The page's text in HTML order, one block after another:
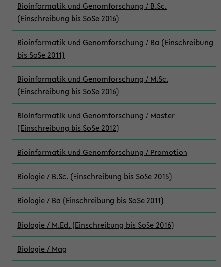
Bioinformatik und Genomforschung / B.Sc.
(Einschreibung bis SoSe 2016)
Bioinformatik und Genomforschung / Ba (Einschreibung
bis SoSe 2011)
Bioinformatik und Genomforschung / M.Sc.
(Einschreibung bis SoSe 2016)
Bioinformatik und Genomforschung / Master
(Einschreibung bis SoSe 2012)
Bioinformatik und Genomforschung / Promotion
Biologie / B.Sc. (Einschreibung bis SoSe 2015)
Biologie / Ba (Einschreibung bis SoSe 2011)
Biologie / M.Ed. (Einschreibung bis SoSe 2016)
Biologie / Mag